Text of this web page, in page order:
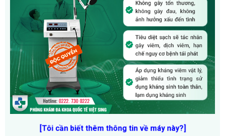
[Tôi cần biết thêm thông tin về máy này?]